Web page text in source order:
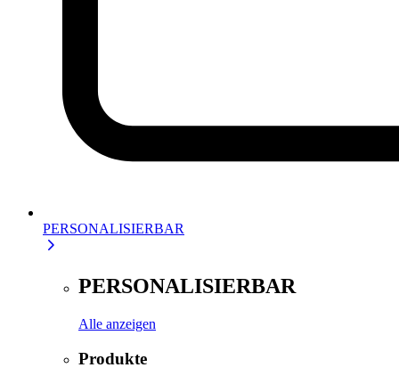
PERSONALISIERBAR
PERSONALISIERBAR
Alle anzeigen
Produkte